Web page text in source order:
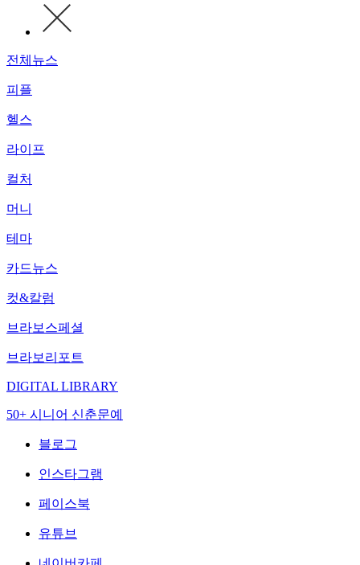
전체뉴스
피플
헬스
라이프
컬처
머니
테마
카드뉴스
컷&칼럼
브라보스페셜
브라보리포트
DIGITAL LIBRARY
50+ 시니어 신춘문예
블로그
인스타그램
페이스북
유튜브